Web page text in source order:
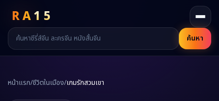
RA15
ค้นหา
หน้าแรก/ชีวิตในเมือง/เกมรักสวมเขา